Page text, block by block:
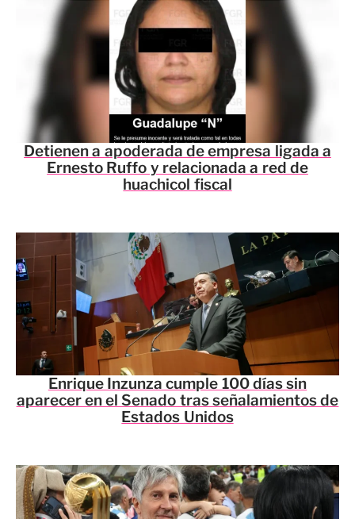
Detienen a apoderada de empresa ligada a
Ernesto Ruffo y relacionada a red de
huachicol fiscal
Enrique Inzunza cumple 100 días sin
aparecer en el Senado tras señalamientos de
Estados Unidos